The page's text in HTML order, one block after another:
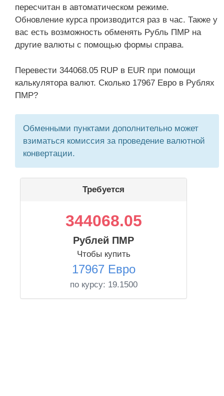
пересчитан в автоматическом режиме.
Обновление курса производится раз в час. Также у
вас есть возможность обменять Рубль ПМР на
другие валюты с помощью формы справа.
Перевести 344068.05 RUP в EUR при помощи
калькулятора валют. Сколько 17967 Евро в Рублях
ПМР?
Обменными пунктами дополнительно может
взиматься комиссия за проведение валютной
конвертации.
Требуется
344068.05
Рублей ПМР
Чтобы купить
17967 Евро
по курсу: 19.1500